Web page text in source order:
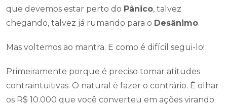
que devemos estar perto do Pânico, talvez
chegando, talvez já rumando para o Desânimo.
Mas voltemos ao mantra. E como é difícil segui-lo!
Primeiramente porque é preciso tomar atitudes
contraintuitivas. O natural é fazer o contrário. É olhar
os R$ 10.000 que você converteu em ações virando